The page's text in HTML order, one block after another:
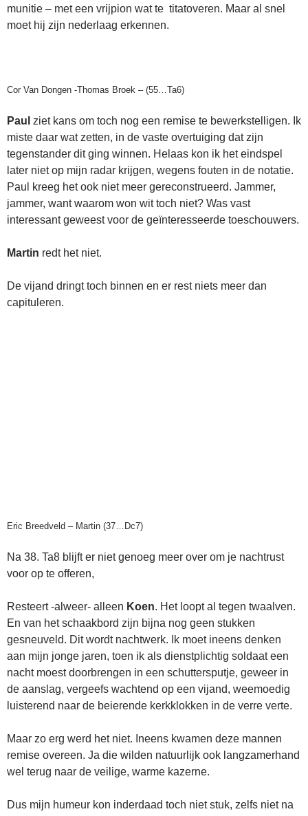
munitie – met een vrijpion wat te titatoveren. Maar al snel
moet hij zijn nederlaag erkennen.
Cor Van Dongen -Thomas Broek – (55…Ta6)
Paul ziet kans om toch nog een remise te bewerkstelligen. Ik
miste daar wat zetten, in de vaste overtuiging dat zijn
tegenstander dit ging winnen. Helaas kon ik het eindspel
later niet op mijn radar krijgen, wegens fouten in de notatie.
Paul kreeg het ook niet meer gereconstrueerd. Jammer,
jammer, want waarom won wit toch niet? Was vast
interessant geweest voor de geïnteresseerde toeschouwers.
Martin redt het niet.
De vijand dringt toch binnen en er rest niets meer dan
capituleren.
Eric Breedveld – Martin (37…Dc7)
Na 38. Ta8 blijft er niet genoeg meer over om je nachtrust
voor op te offeren,
Resteert -alweer- alleen Koen. Het loopt al tegen twaalven.
En van het schaakbord zijn bijna nog geen stukken
gesneuveld. Dit wordt nachtwerk. Ik moet ineens denken
aan mijn jonge jaren, toen ik als dienstplichtig soldaat een
nacht moest doorbrengen in een schuttersputje, geweer in
de aanslag, vergeefs wachtend op een vijand, weemoedig
luisterend naar de beierende kerkklokken in de verre verte.
Maar zo erg werd het niet. Ineens kwamen deze mannen
remise overeen. Ja die wilden natuurlijk ook langzamerhand
wel terug naar de veilige, warme kazerne.
Dus mijn humeur kon inderdaad toch niet stuk, zelfs niet na